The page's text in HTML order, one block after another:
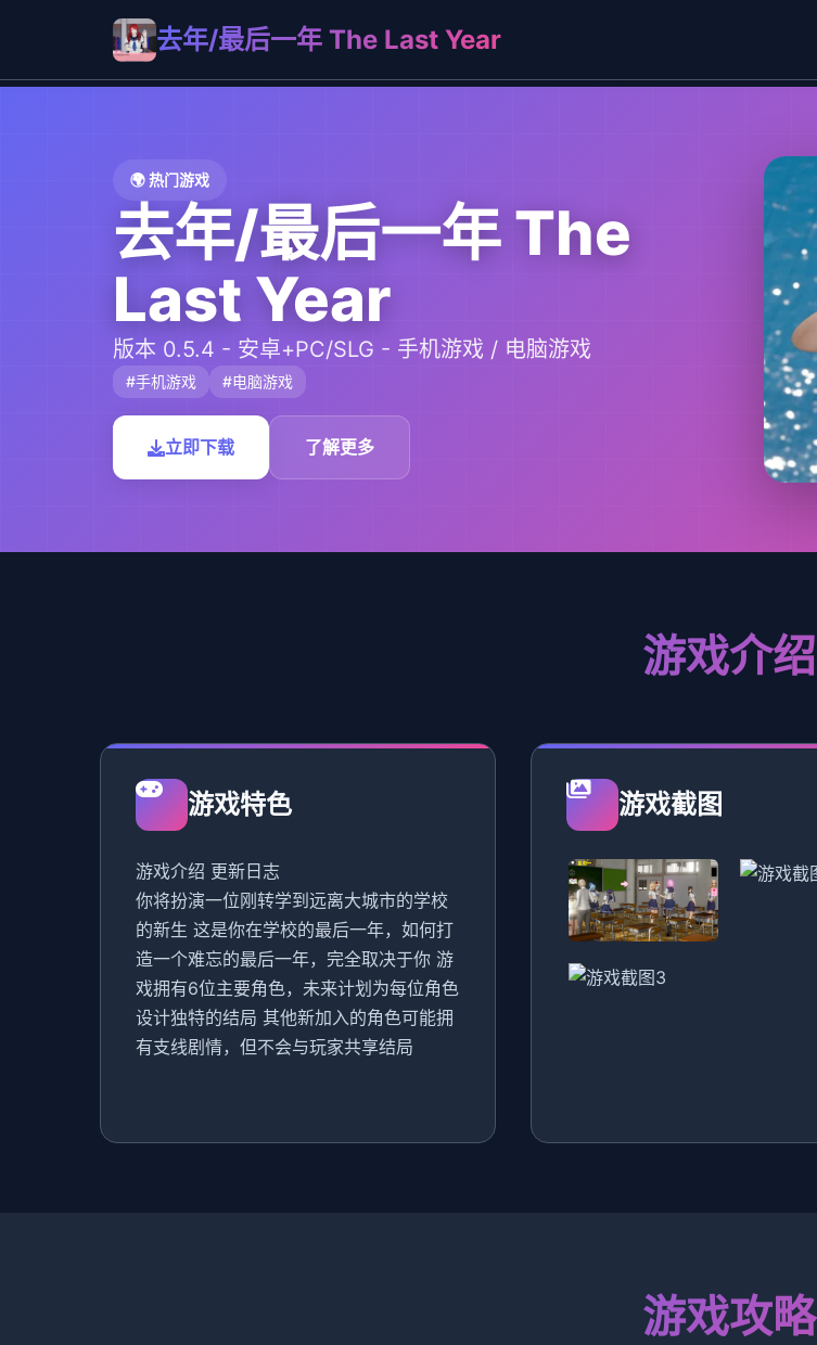
去年/最后一年 The Last Year
🌍 热门游戏
去年/最后一年 The
Last Year
版本 0.5.4 - 安卓+PC/SLG - 手机游戏 / 电脑游戏
#手机游戏 #电脑游戏
立即下载 了解更多
游戏介绍
游戏特色
游戏介绍 更新日志
你将扮演一位刚转学到远离大城市的学校
的新生 这是你在学校的最后一年，如何打
造一个难忘的最后一年，完全取决于你 游
戏拥有6位主要角色，未来计划为每位角色
设计独特的结局 其他新加入的角色可能拥
有支线剧情，但不会与玩家共享结局
游戏截图
游戏攻略